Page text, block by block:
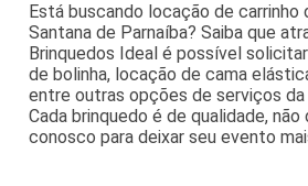
Está buscando locação de
Santana de Parnaíba? Saiba que
Brinquedos Ideal é possível
de bolinha, locação de cama
entre outras opções de serviços
Cada brinquedo é de qualidade,
conosco para deixar seu evento